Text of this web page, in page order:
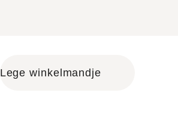
Shopping cart
Lege winkelmandje